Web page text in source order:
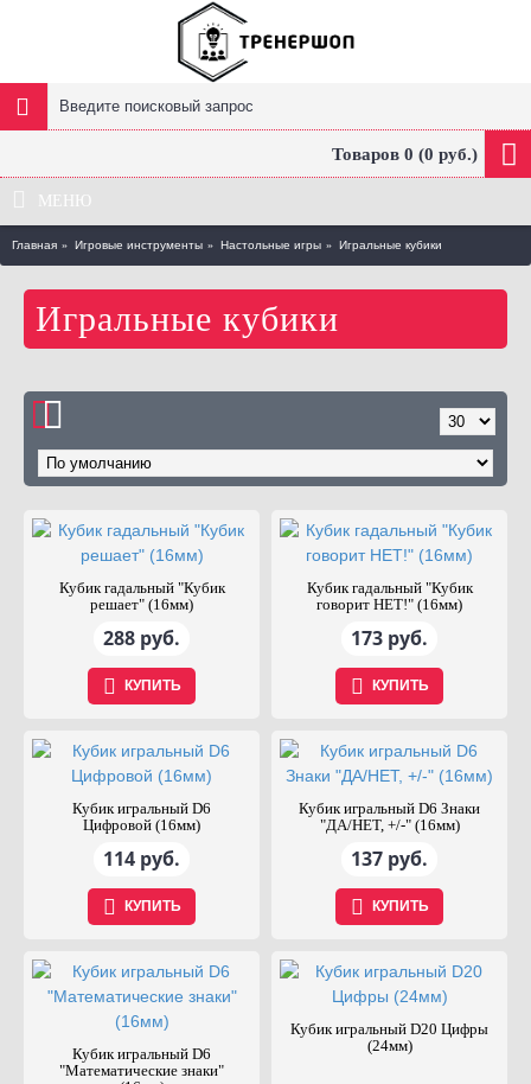
Товаров 0 (0 руб.)
МЕНЮ
Главная Игровые инструменты Настольные игры Игральные кубики
Игральные кубики
Кубик гадальный "Кубик
решает" (16мм)
288 руб.
КУПИТЬ
Кубик гадальный "Кубик
говорит НЕТ!" (16мм)
173 руб.
КУПИТЬ
Кубик игральный D6
Цифровой (16мм)
114 руб.
КУПИТЬ
Кубик игральный D6 Знаки
"ДА/НЕТ, +/-" (16мм)
137 руб.
КУПИТЬ
Кубик игральный D6
"Математические знаки"
Кубик игральный D20 Цифры
(24мм)